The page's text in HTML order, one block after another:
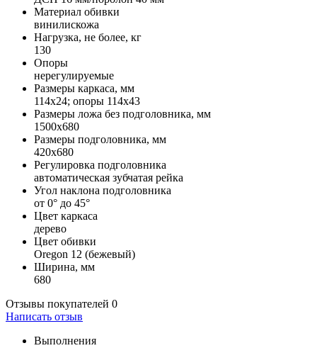
Материал обивки
винилискожа
Нагрузка, не более, кг
130
Опоры
нерегулируемые
Размеры каркаса, мм
114х24; опоры 114х43
Размеры ложа без подголовника, мм
1500х680
Размеры подголовника, мм
420х680
Регулировка подголовника
автоматическая зубчатая рейка
Угол наклона подголовника
от 0° до 45°
Цвет каркаса
дерево
Цвет обивки
Oregon 12 (бежевый)
Ширина, мм
680
Отзывы покупателей 0
Написать отзыв
Выполнения